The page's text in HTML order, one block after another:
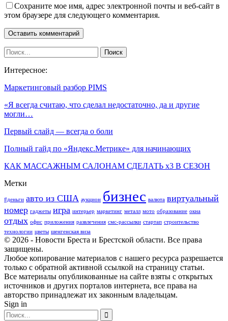
Сохраните мое имя, адрес электронной почты и веб-сайт в
этом браузере для следующего комментария.
Интересное:
Маркетинговый разбор PIMS
«Я всегда считаю, что сделал недостаточно, да и другие
могли…
Первый слайд — всегда о боли
Полный гайд по «Яндекс.Метрике» для начинающих
КАК МАССАЖНЫМ САЛОНАМ СДЕЛАТЬ х3 В СЕЗОН
Метки
#деньги авто из США аукцион бизнес валюта виртуальный
номер гаджеты игра интерьер маркетинг металл мото образование окна
отдых офис приложения развлечения смс-рассылки стартап строительство
технологии цветы шенгенская виза
© 2026 - Новости Бреста и Брестской области. Все права
защищены.
Любое копирование материалов с нашего ресурса разрешается
только с обратной активной ссылкой на страницу статьи.
Все материалы опубликованные на сайте взяты с открытых
источников и других порталов интернета, все права на
авторство принадлежат их законным владельцам.
Sign in